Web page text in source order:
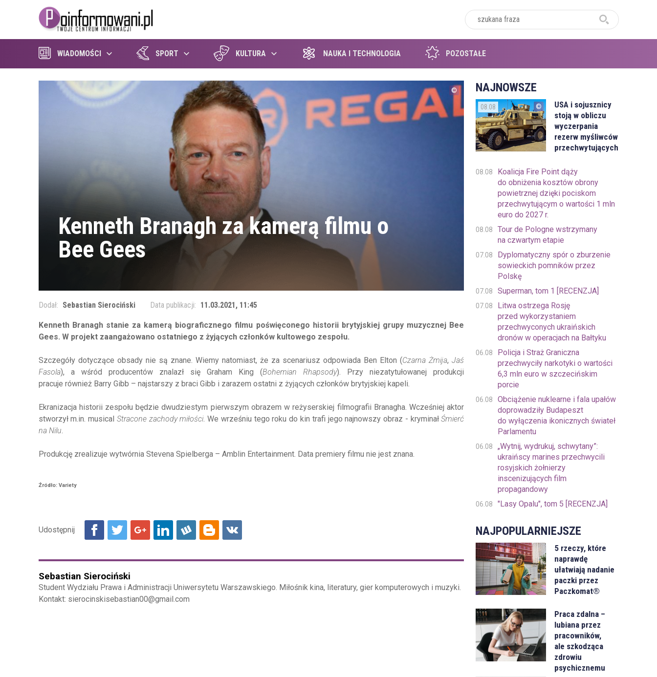
WIADOMOŚCI SPORT KULTURA NAUKA I TECHNOLOGIA POZOSTAŁE
Kenneth Branagh za kamerą filmu o
Bee Gees
Dodał: Sebastian Sierociński Data publikacji: 11.03.2021, 11:45
Kenneth Branaghstanie za kamerą biograficznego filmu poświęconego historii brytyjskiej grupy muzycznej Bee
Gees. W projekt zaangażowano ostatniego z żyjących członków kultowego zespołu.
Szczegóły dotyczące obsady nie są znane. Wiemy natomiast, że za scenariusz odpowiada Ben E lton (Czarna Żmija,Jaś
Fasola), a wśród producentów znalazł się Graham King (Bohemian Rhapsody).
Przy niezatytułowanej produkcji
pracuje również Barry Gibb – najstarszy z braci Gibb i zarazem ostatni z żyjących członków brytyjskiej kapeli.
Ekranizacja historii zespołu będzie dwudziestym pierwszym obrazem w reżyserskiej filmografii Branagha. Wcześniej aktor
stworzył m.in.musical Stracone zachody miłości. We wrześniu tego roku do kin trafi jego najnowszy obraz - kryminałŚmierć
na Nilu.
Produkcję zrealizuje wytwórnia Stevena Spielberga – Amblin Entertainment. Data premiery filmu nie jest znana.
Źródło: Variety
Sebastian Sierociński
Student Wydziału Prawa i Administracji Uniwersytetu Warszawskiego. Miłośnik kina, literatury, gier komputerowych i muzyki.
Kontakt: sierocinskisebastian00@gmail.com
NAJNOWSZE
08.08
USA i sojusznicy
stoją w obliczu
wyczerpania
rezerw myśliwców
przechwytujących
08.08
Koalicja Fire Point dąży
do obniżenia kosztów obrony
powietrznej dzięki pociskom
przechwytującym o wartości 1 mln
euro do 2027 r.
08.08
Tour de Pologne wstrzymany
na czwartym etapie
07.08
Dyplomatyczny spór o zburzenie
sowieckich pomników przez
Polskę
07.08 Superman, tom 1 [RECENZJA]
07.08
Litwa ostrzega Rosję
przed wykorzystaniem
przechwyconych ukraińskich
dronów w operacjach na Bałtyku
06.08
Policja i Straż Graniczna
przechwyciły narkotyki o wartości
6,3 mln euro w szczecińskim
porcie
06.08
Obciążenie nuklearne i fala upałów
doprowadziły Budapeszt
do wyłączenia ikonicznych świateł
Parlamentu
06.08
„Wytnij, wydrukuj, schwytany”:
ukraińscy marines przechwycili
rosyjskich żołnierzy
inscenizujących film
propagandowy
06.08 "Lasy Opalu", tom 5 [RECENZJA]
NAJPOPULARNIEJSZE
5 rzeczy, które
naprawdę
ułatwiają nadanie
paczki przez
Paczkomat®
Praca zdalna –
lubiana przez
pracowników,
ale szkodząca
zdrowiu
psychicznemu